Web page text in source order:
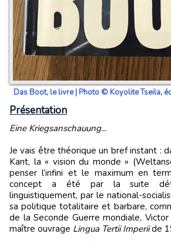
Das Boot, le livre | Photo © Koyolite Tseila,
Présentation
Eine Kriegsanschauung...
Je vais être théorique un bref instant :
Kant, la « vision du monde »
penser l’infini et le maximum en
concept a été par la suite
linguistiquement, par le national-
sa politique totalitaire et barbare,
de la Seconde Guerre mondiale,
maître ouvrage Lingua Tertii Imperiide